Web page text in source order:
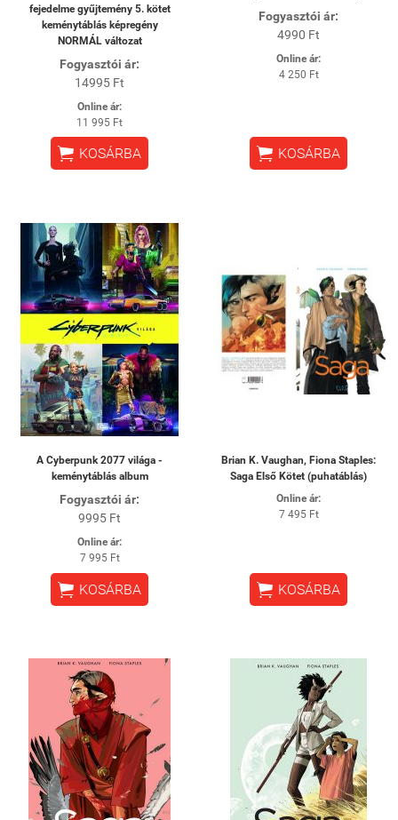
fejedelme gyűjtemény 5. kötet
keménytáblás képregény
NORMÁL változat
Fogyasztói ár:
14995 Ft
Online ár:
11 995 Ft
 KOSÁRBA
Fogyasztói ár:
4990 Ft
Online ár:
4 250 Ft
 KOSÁRBA
A Cyberpunk 2077 világa -
keménytáblás album
Fogyasztói ár:
9995 Ft
Online ár:
7 995 Ft
 KOSÁRBA
Brian K. Vaughan, Fiona Staples:
Saga Első Kötet (puhatáblás)
Online ár:
7 495 Ft
 KOSÁRBA